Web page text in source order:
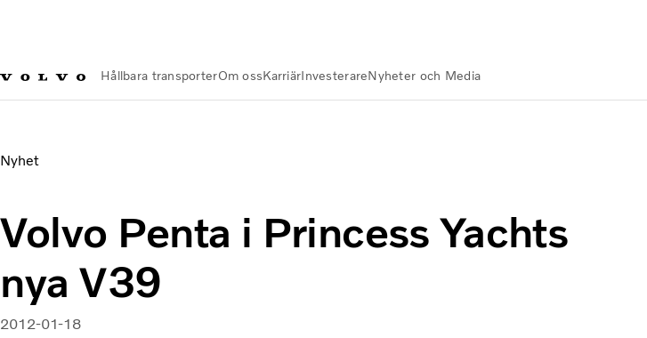
Hållbara transporterOm ossKarriärInvesterareNyheter och Media
Nyhet
Volvo Penta i Princess Yachts
nya V39
2012-01-18